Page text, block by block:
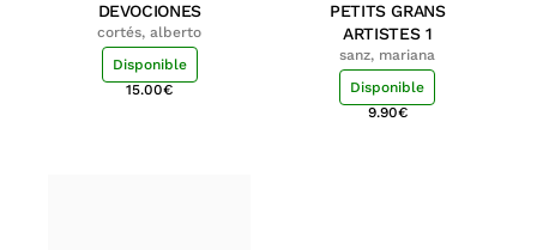
DEVOCIONES
cortés, alberto
Disponible
15.00€
PETITS GRANS
ARTISTES 1
sanz, mariana
Disponible
9.90€